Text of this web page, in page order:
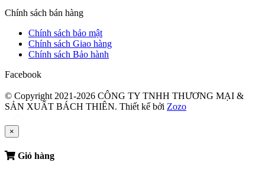
Chính sách bán hàng
Chính sách bảo mật
Chính sách Giao hàng
Chính sách Bảo hành
Facebook
© Copyright 2021-2026 CÔNG TY TNHH THƯƠNG MẠI &
SẢN XUẤT BÁCH THIÊN. Thiết kế bởi Zozo
×
Giỏ hàng